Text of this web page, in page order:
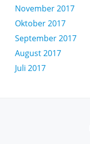
November 2017
Oktober 2017
September 2017
August 2017
Juli 2017